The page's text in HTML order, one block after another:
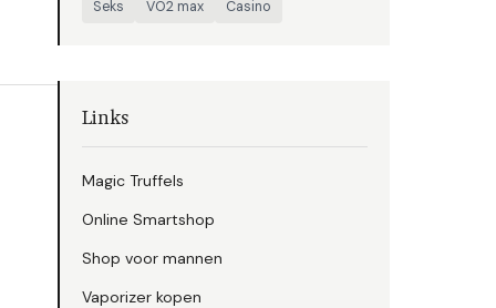
Seks VO2 max Casino
Links
Magic Truffels
Online Smartshop
Shop voor mannen
Vaporizer kopen